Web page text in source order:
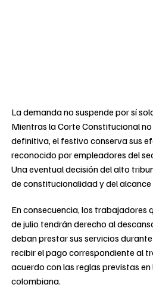
La demanda no suspende por sí
Mientras la Corte Constitucional
definitiva, el festivo conserva sus
reconocido por empleadores del
Una eventual decisión del alto
de constitucionalidad y del alcance
En consecuencia, los trabajadores
de julio tendrán derecho al
deban prestar sus servicios
recibir el pago correspondiente al
acuerdo con las reglas previstas
colombiana.